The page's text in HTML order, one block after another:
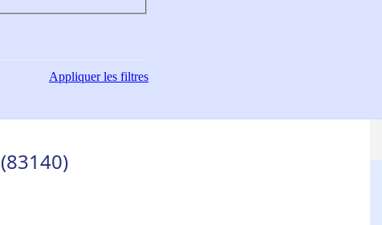
Appliquerles filtres